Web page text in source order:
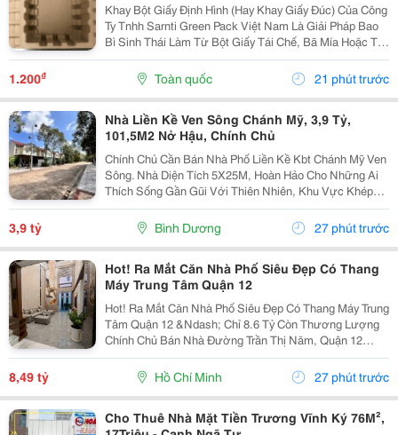
Khay Bột Giấy Định Hình (Hay Khay Giấy Đúc) Của Công
Ty Tnhh Sarnti Green Pack Việt Nam Là Giải Pháp Bao
Bì Sinh Thái Làm Từ Bột Giấy Tái Chế, Bã Mía Hoặc Tre,
Được Ép Khuôn 3D Theo Hình Dạng Sản Phẩm.
&Middot; Thân Thiện Môi Trường: Khả Năng Phân...
1.200₫ Toàn quốc 21 phút trước
Nhà Liền Kề Ven Sông Chánh Mỹ, 3,9 Tỷ,
101,5M2 Nở Hậu, Chính Chủ
Chính Chủ Cần Bán Nhà Phố Liền Kề Kbt Chánh Mỹ Ven
Sông. Nhà Diện Tích 5X25M, Hoàn Hảo Cho Những Ai
Thích Sống Gần Gũi Với Thiên Nhiên, Khu Vực Khép
Kín Có Bảo Vệ 24/24 - Phù Hợp Cho Thư Giãn Nghỉ
Ngơi Yên Tĩnh. Khu Dân Trí Cao Không Có Vấn Đề...
3,9 tỷ Bình Dương 27 phút trước
Hot! Ra Mắt Căn Nhà Phố Siêu Đẹp Có Thang
Máy Trung Tâm Quận 12
Hot! Ra Mắt Căn Nhà Phố Siêu Đẹp Có Thang Máy Trung
Tâm Quận 12 &Ndash; Chỉ 8.6 Tỷ Còn Thương Lượng
Chính Chủ Bán Nhà Đường Trần Thị Năm, Quận 12
&Ndash; Vị Trí Đẹp, Khu Dân Cư Hiện Hữu, Tiện Ích Đầy
Đủ. Diện Tích: 4M &Times; 20M Nhà...
8,49 tỷ Hồ Chí Minh 27 phút trước
Cho Thuê Nhà Mặt Tiền Trương Vĩnh Ký 76M²,